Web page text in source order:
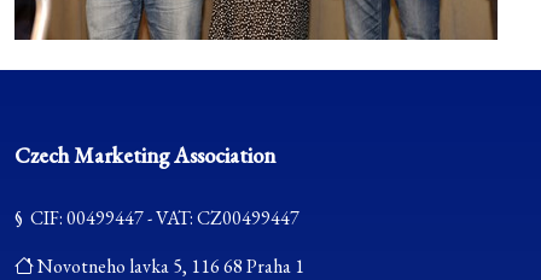
Czech Marketing Association
§ CIF: 00499447 - VAT: CZ00499447
Novotneho lavka 5, 116 68 Praha 1